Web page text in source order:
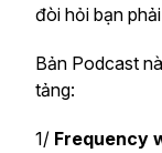
đòi hỏi bạn
Bản Podcast
tảng:
1/ Frequency